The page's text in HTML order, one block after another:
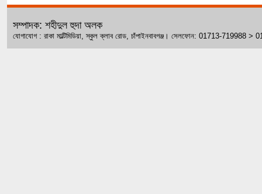
সম্পাদক: শহীদুল হুদা অলক
যোগাযোগ : রাকা মাল্টিমিডিয়া, স্কুল ক্লাব রোড, চাঁপাইনবাবগঞ্জ। সেলফোন: 01713-